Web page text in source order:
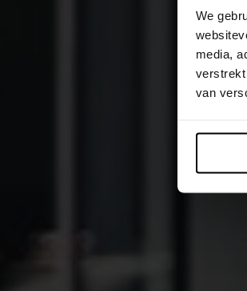
We
media,
van